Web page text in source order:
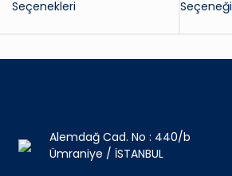
Seçenekleri
Seçeneği
Alemdağ Cad. No : 440/b
Ümraniye / İSTANBUL